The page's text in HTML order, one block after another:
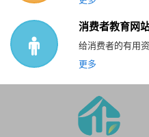
消费者教育网
给消费者的有用
更多